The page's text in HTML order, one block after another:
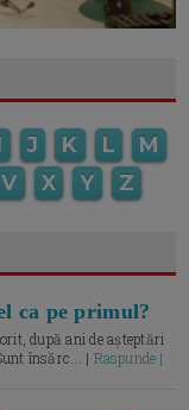
J K L
M
V X Y Z
ca pe primul?
după ani de așteptări
însărc... | Raspunde |